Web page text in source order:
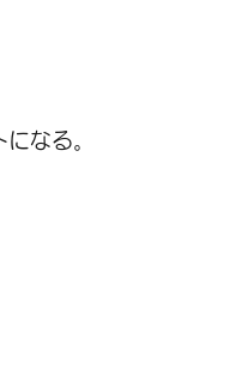
なる。